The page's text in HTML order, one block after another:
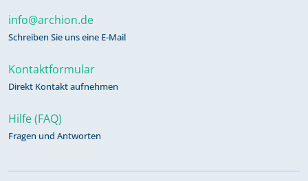
info@archion.de
Schreiben Sie uns eine E-Mail
Kontaktformular
Direkt Kontakt aufnehmen
Hilfe (FAQ)
Fragen und Antworten